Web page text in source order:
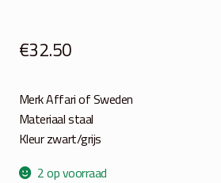
€32.50
Merk Affari of Sweden
Materiaal staal
Kleur zwart/grijs
2 op voorraad